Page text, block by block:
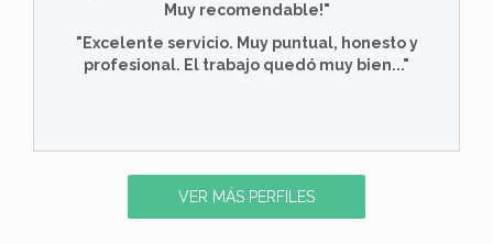
Muy recomendable!"
"Excelente servicio. Muy puntual, honesto y
profesional. El trabajo quedó muy bien..."
VER MÁS PERFILES